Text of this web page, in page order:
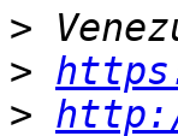
>
>
>